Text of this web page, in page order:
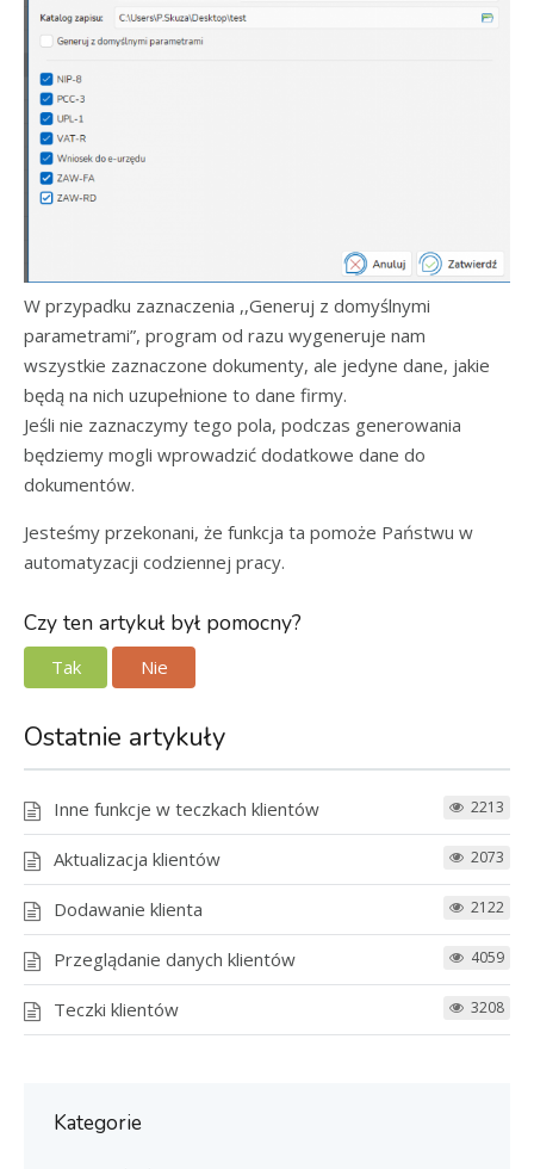
W przypadku zaznaczenia ,,Generuj z domyślnymi
parametrami”, program od razu wygeneruje nam
wszystkie zaznaczone dokumenty, ale jedyne dane, jakie
będą na nich uzupełnione to dane firmy.
Jeśli nie zaznaczymy tego pola, podczas generowania
będziemy mogli wprowadzić dodatkowe dane do
dokumentów.
Jesteśmy przekonani, że funkcja ta pomoże Państwu w
automatyzacji codziennej pracy.
Czy ten artykuł był pomocny?
Tak Nie
Ostatnie artykuły
Inne funkcje w teczkach klientów 2213
Aktualizacja klientów 2073
Dodawanie klienta 2122
Przeglądanie danych klientów 4059
Teczki klientów 3208
Kategorie